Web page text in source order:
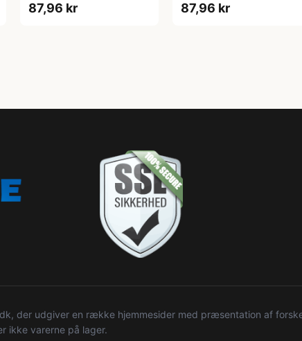
87,96 kr 87,96 kr
der udgiver en række hjemmesider med præsentation af
ikke varerne på lager.